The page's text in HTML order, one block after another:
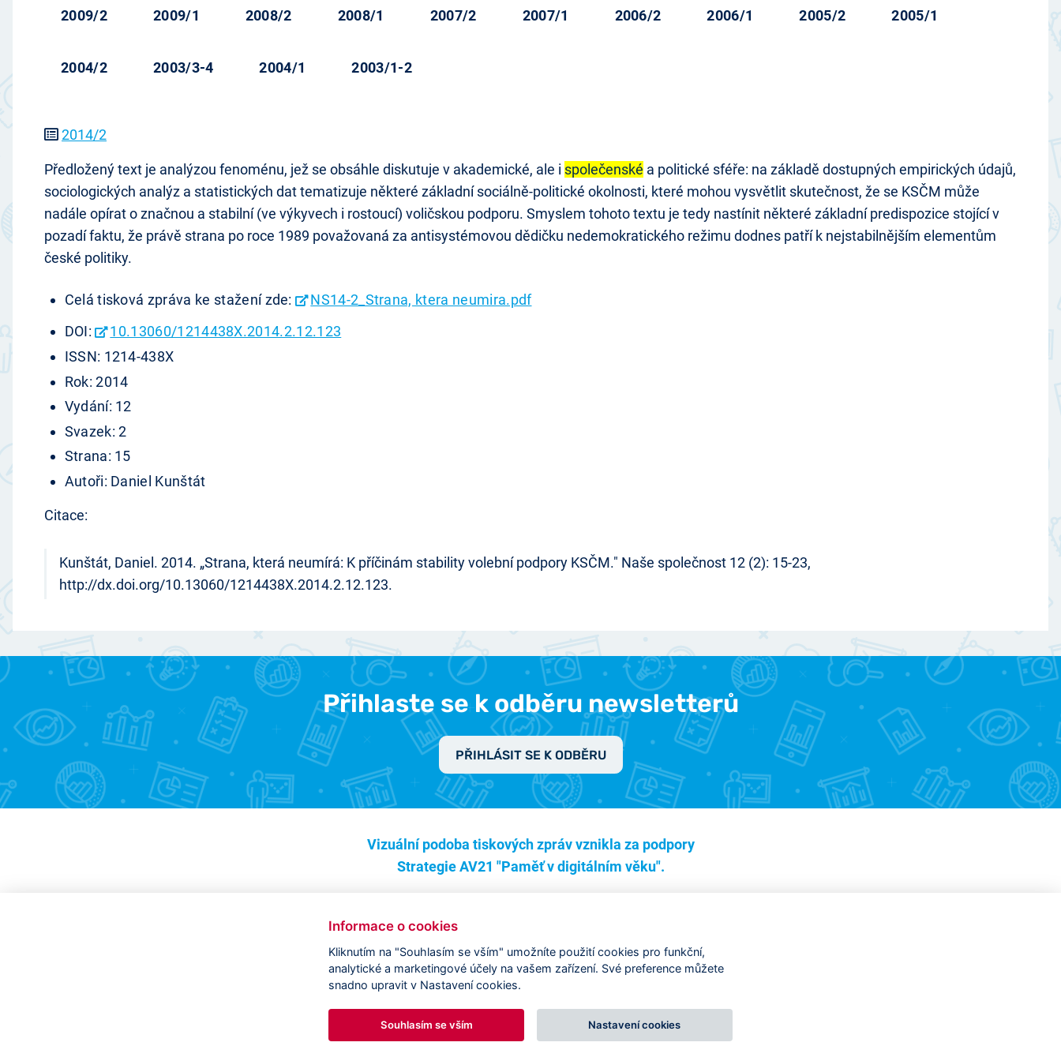
2009/2 2009/1 2008/2 2008/1 2007/2 2007/1 2006/2 2006/1 2005/2 2005/1
2004/2 2003/3-4 2004/1 2003/1-2
2014/2
Předložený text je analýzou fenoménu, jež se obsáhle diskutuje v akademické, ale i společenské a politické sféře: na základě dostupných empirických údajů,
sociologických analýz a statistických dat tematizuje některé základní sociálně-politické okolnosti, které mohou vysvětlit skutečnost, že se KSČM může
nadále opírat o značnou a stabilní (ve výkyvech i rostoucí) voličskou podporu. Smyslem tohoto textu je tedy nastínit některé základní predispozice stojící v
pozadí faktu, že právě strana po roce 1989 považovaná za antisystémovou dědičku nedemokratického režimu dodnes patří k nejstabilnějším elementům
české politiky.
Celá tisková zpráva ke stažení zde:
NS14-2_Strana, ktera neumira.pdf
DOI:
10.13060/1214438X.2014.2.12.123
ISSN: 1214-438X
Rok: 2014
Vydání: 12
Svazek: 2
Strana: 15
Autoři: Daniel Kunštát
Citace:
Kunštát, Daniel. 2014. „Strana, která neumírá: K příčinám stability volební podpory KSČM." Naše společnost 12 (2): 15-23,
http://dx.doi.org/10.13060/1214438X.2014.2.12.123.
Přihlaste se k odběru newsletterů
PŘIHLÁSIT SE K ODBĚRU
Vizuální podoba tiskových zpráv vznikla za podpory
Strategie AV21 "Paměť v digitálním věku".
Informace o cookies
Kliknutím na "Souhlasím se vším" umožníte použití cookies pro funkční,
analytické a marketingové účely na vašem zařízení. Své preference můžete
snadno upravit v Nastavení cookies.
Souhlasím se vším Nastavení cookies